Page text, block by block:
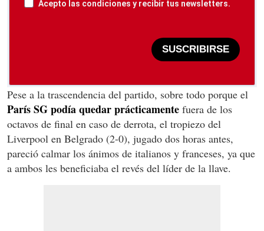
Acepto las condiciones y recibir tus newsletters.
SUSCRIBIRSE
Pese a la trascendencia del partido, sobre todo porque el
París SG podía quedar prácticamente fuera de los
octavos de final en caso de derrota, el tropiezo del
Liverpool en Belgrado (2-0), jugado dos horas antes,
pareció calmar los ánimos de italianos y franceses, ya que
a ambos les beneficiaba el revés del líder de la llave.